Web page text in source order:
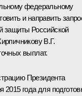
федеральному
и направить
защиты Российской
В.Г.
выплат.
Президента
года для